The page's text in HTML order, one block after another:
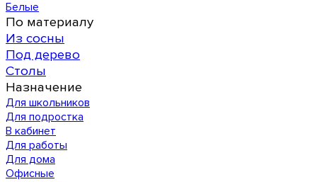
Белые
По материалу
Из сосны
Под дерево
Столы
Назначение
Для школьников
Для подростка
В кабинет
Для работы
Для дома
Офисные